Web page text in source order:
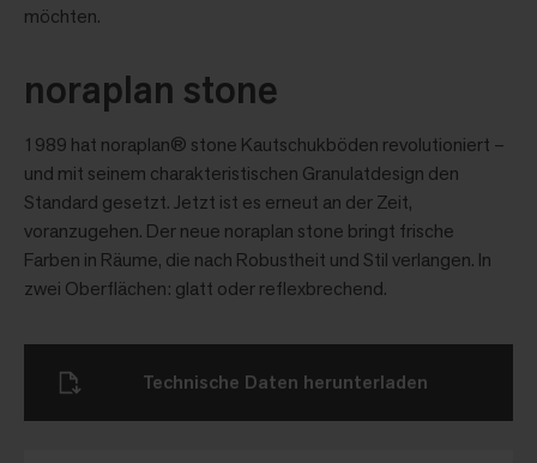
möchten.
noraplan stone
1989 hat noraplan® stone Kautschukböden revolutioniert –
und mit seinem charakteristischen Granulatdesign den
Standard gesetzt. Jetzt ist es erneut an der Zeit,
voranzugehen. Der neue noraplan stone bringt frische
Farben in Räume, die nach Robustheit und Stil verlangen. In
zwei Oberflächen: glatt oder reflexbrechend.
Technische Daten herunterladen